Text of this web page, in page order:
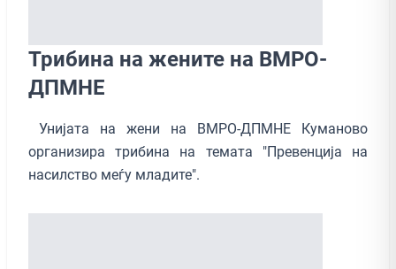
Трибина на жените на ВМРО-
ДПМНЕ
Унијата на жени на ВМРО-ДПМНЕ Куманово
организира трибина на темата "Превенција на
насилство меѓу младите".